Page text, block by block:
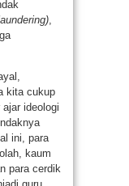
kita cukup
ideologi
ini, para
kaum
para cerdik